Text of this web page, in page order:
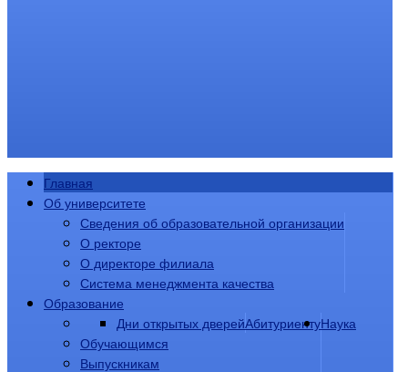
Главная
Об университете
Сведения об образовательной организации
О ректоре
О директоре филиала
Система менеджмента качества
Образование
Абитуриенту
Дни открытых дверей
Обучающимся
Выпускникам
Наука